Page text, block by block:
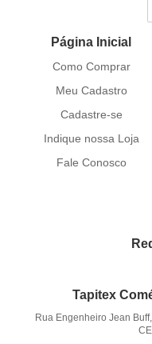
Página Inicial
Como Comprar
Meu Cadastro
Cadastre-se
Indique nossa Loja
Fale Conosco
Tapitex
Rua Engenheiro Jean